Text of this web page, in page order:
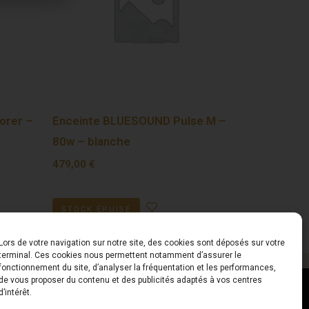
de votre navigation sur notre site, des cookies sont déposés sur votre
Ces cookies nous permettent notamment d’assurer le
du site, d’analyser la fréquentation et les performances,
vous proposer du contenu et des publicités adaptés à vos centres
–
Enceinte BLUESOUND Pulse M –
80w – blanche
479,00 €
STOCK ÉPUISÉ